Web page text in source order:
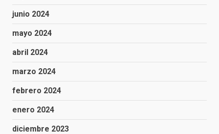
junio 2024
mayo 2024
abril 2024
marzo 2024
febrero 2024
enero 2024
diciembre 2023